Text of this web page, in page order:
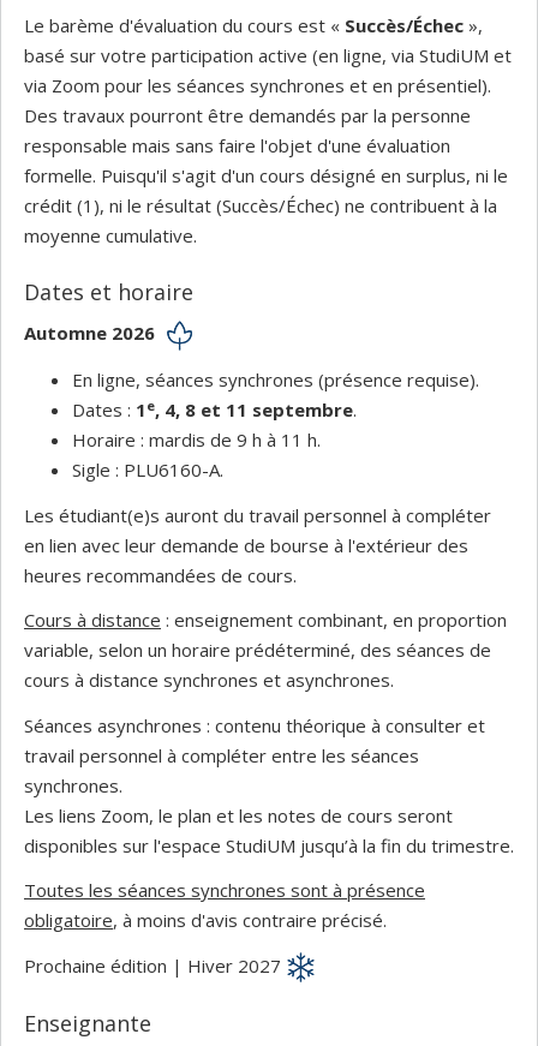
Le barème d'évaluation du cours est « Succès/Échec »,
basé sur votre participation active (en ligne, via StudiUM et
via Zoom pour les séances synchrones et en présentiel).
Des travaux pourront être demandés par la personne
responsable mais sans faire l'objet d'une évaluation
formelle. Puisqu'il s'agit d'un cours désigné en surplus, ni le
crédit (1), ni le résultat (Succès/Échec) ne contribuent à la
moyenne cumulative.
Dates et horaire
Automne 2026
En ligne, séances synchrones (présence requise).
Dates : 1 e, 4, 8 et 11 septembre.
Horaire : mardis de 9 h à 11 h.
Sigle : PLU6160-A.
Les étudiant(e)s auront du travail personnel à compléter
en lien avec leur demande de bourse à l'extérieur des
heures recommandées de cours.
Cours à distance : enseignement combinant, en proportion
variable, selon un horaire prédéterminé, des séances de
cours à distance synchrones et asynchrones.
Séances asynchrones : contenu théorique à consulter et
travail personnel à compléter entre les séances
synchrones.
Les liens Zoom, le plan et les notes de cours seront
disponibles sur l'espace StudiUM jusqu’à la fin du trimestre.
Toutes les séances synchrones sont à présence
obligatoire, à moins d'avis contraire précisé.
Prochaine édition | Hiver 2027
Enseignante